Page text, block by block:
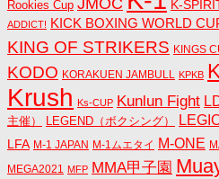
Rookies Cup JMOC K-
ADDICT! KICK BOXING WORLD
KING OF STRIKERS KINGS
KODO KORAKUEN JAMBULL KPKB
Krush Ks-CUP Kunlun Fight
主催）
LEGEND（ボクシング）
LFA M-1 JAPAN M-1ムエタイ M-ONE
MEGA2021 MFP MMA甲子園